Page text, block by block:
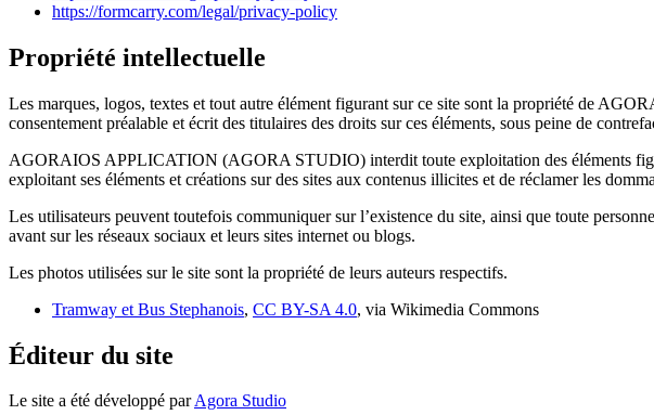
https://formcarry.com/legal/privacy-policy
Propriété intellectuelle
Les marques, logos, textes et tout autre élément figurant sur ce site sont la propriété de
consentement préalable et écrit des titulaires des droits sur ces éléments, sous peine de
AGORAIOS APPLICATION (AGORA STUDIO) interdit toute exploitation des éléments
exploitant ses éléments et créations sur des sites aux contenus illicites et de réclamer les
Les utilisateurs peuvent toutefois communiquer sur l’existence du site, ainsi que toute
avant sur les réseaux sociaux et leurs sites internet ou blogs.
Les photos utilisées sur le site sont la propriété de leurs auteurs respectifs.
Tramway et Bus Stephanois, CC BY-SA 4.0, via Wikimedia Commons
Éditeur du site
Le site a été développé parAgora Studio